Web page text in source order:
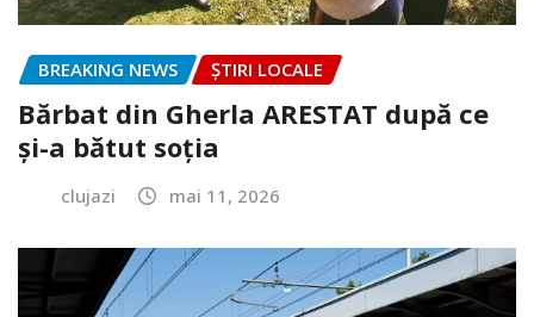
BREAKING NEWS ȘTIRI LOCALE
Bărbat din Gherla ARESTAT după ce
și-a bătut soția
clujazi mai 11, 2026